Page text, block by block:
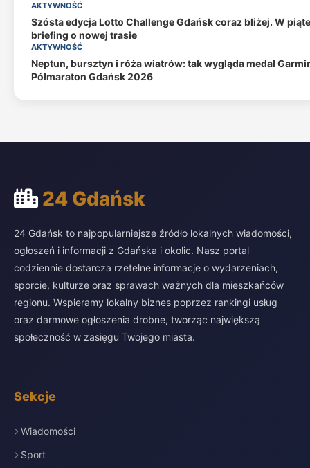
AKTYWNOŚĆ
Szósta edycja Lotto Challenge Gdańsk coraz bliżej. W
briefing o nowej trasie
AKTYWNOŚĆ
Neptun, bursztyn i róża wiatrów: tak wygląda medal
Półmaraton Gdańsk 2026
24 Gdańsk
24 Gdańsk to najpopularniejsze źródło lokalnych wiadomości,
ogłoszeń i informacji z Gdańska i okolic. Nasz portal
codziennie dostarcza rzetelne informacje o wydarzeniach,
sporcie, kulturze oraz sprawach ważnych dla mieszkańców
regionu. Wspieramy lokalny biznes poprzez rankingi usług
oraz darmowe ogłoszenia drobne, tworząc największą
społeczność w zasięgu Twojego miasta.
Sekcje
Wiadomości
Sport